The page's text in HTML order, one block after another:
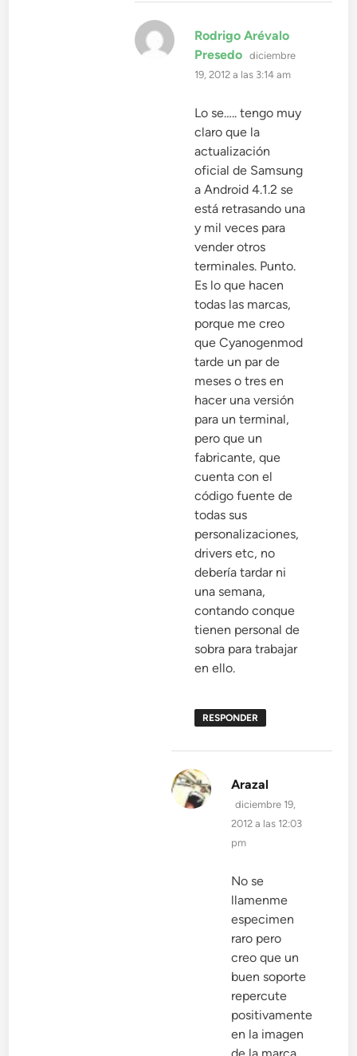
Rodrigo Arévalo
Presedo dice:
diciembre
19, 2012 a las 3:14 am
Lo se….. tengo muy
claro que la
actualización
oficial de Samsung
a Android 4.1.2 se
está retrasando una
y mil veces para
vender otros
terminales. Punto.
Es lo que hacen
todas las marcas,
porque me creo
que Cyanogenmod
tarde un par de
meses o tres en
hacer una versión
para un terminal,
pero que un
fabricante, que
cuenta con el
código fuente de
todas sus
personalizaciones,
drivers etc, no
debería tardar ni
una semana,
contando conque
tienen personal de
sobra para trabajar
en ello.
RESPONDER
Arazal
diciembre 19,
2012 a las 12:03
pm
No se
llamenme
especimen
raro pero
creo que un
buen soporte
repercute
positivamente
en la imagen